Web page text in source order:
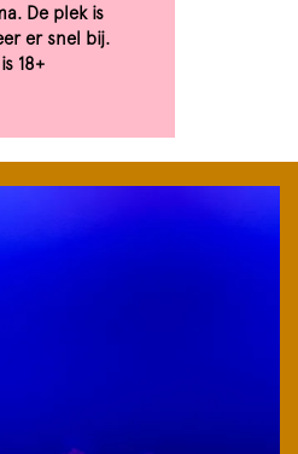
De plek is
er snel bij.
18+